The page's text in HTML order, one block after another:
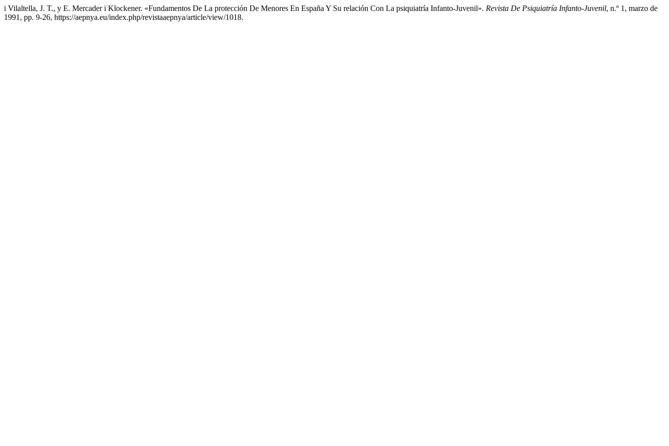
i Vilaltella, J. T., y E. Mercader i Klockener. «Fundamentos De La protección De Menores En España Y Su relación Con La psiquiatría Infanto-Juvenil». Revista De Psiquiatría Infanto-Juvenil, n.º 1, marzo de
1991, pp. 9-26, https://aepnya.eu/index.php/revistaaepnya/article/view/1018.